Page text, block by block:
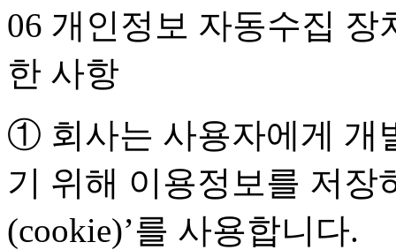
06 개인정보 자동수집
한 사항
① 회사는 사용자에게 개
기 위해 이용정보를 저장
(cookie)’를 사용합니다.